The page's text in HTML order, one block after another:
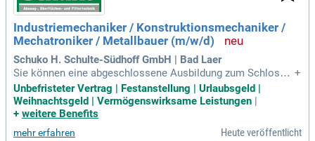
Industriemechaniker / Konstruktionsmechaniker /
Mechatroniker / Metallbauer (m/w/d)
Schuko H. Schulte-Südhoff GmbH | Bad Laer
Sie können eine abgeschlossene Ausbildung zum Schlosse
r, Metallbauer, Industrie-, Feinwerk-, Zerspanungsmechaniker
oder eine vergleichbare Ausbildung vorweisen; Idealerweise
haben Sie bereits Berufserfahrungen in den o.g.
+
Unbefristeter Vertrag | Festanstellung | Urlaubsgeld |
Weihnachtsgeld | Vermögenswirksame Leistungen |
+ weitere Benefits
mehr erfahren Heute veröffentlicht